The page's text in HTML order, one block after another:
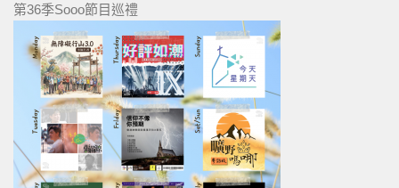
第36季Sooo節目巡禮